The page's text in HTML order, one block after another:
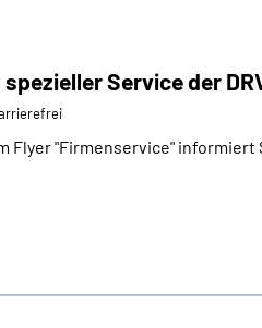
Service der
Flyer "Firmenservice"